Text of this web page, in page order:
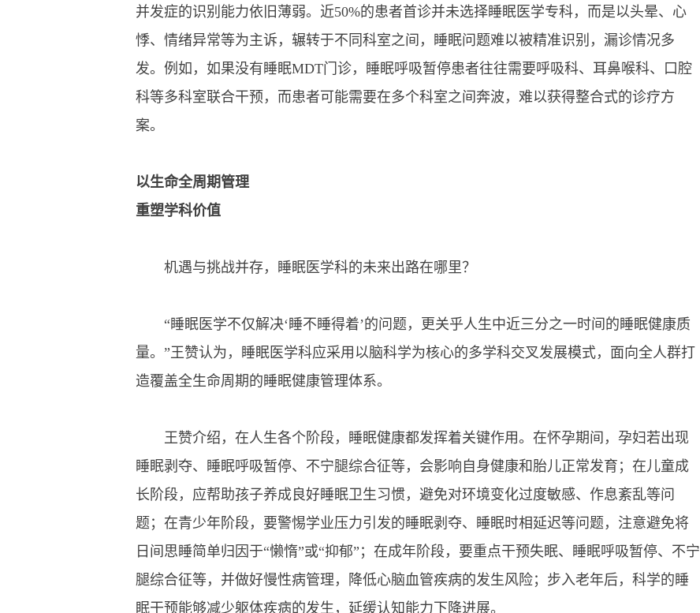
并发症的识别能力依旧薄弱。近50%的患者首诊并未选择睡眠医学专科，而是以头晕、心
悸、情绪异常等为主诉，辗转于不同科室之间，睡眠问题难以被精准识别，漏诊情况多
发。例如，如果没有睡眠MDT门诊，睡眠呼吸暂停患者往往需要呼吸科、耳鼻喉科、口腔
科等多科室联合干预，而患者可能需要在多个科室之间奔波，难以获得整合式的诊疗方
案。
以生命全周期管理
重塑学科价值
机遇与挑战并存，睡眠医学科的未来出路在哪里？
“睡眠医学不仅解决‘睡不睡得着’的问题，更关乎人生中近三分之一时间的睡眠健康质
量。”王赞认为，睡眠医学科应采用以脑科学为核心的多学科交叉发展模式，面向全人群打
造覆盖全生命周期的睡眠健康管理体系。
王赞介绍，在人生各个阶段，睡眠健康都发挥着关键作用。在怀孕期间，孕妇若出现
睡眠剥夺、睡眠呼吸暂停、不宁腿综合征等，会影响自身健康和胎儿正常发育；在儿童成
长阶段，应帮助孩子养成良好睡眠卫生习惯，避免对环境变化过度敏感、作息紊乱等问
题；在青少年阶段，要警惕学业压力引发的睡眠剥夺、睡眠时相延迟等问题，注意避免将
日间思睡简单归因于“懒惰”或“抑郁”；在成年阶段，要重点干预失眠、睡眠呼吸暂停、不宁
腿综合征等，并做好慢性病管理，降低心脑血管疾病的发生风险；步入老年后，科学的睡
眠干预能够减少躯体疾病的发生，延缓认知能力下降进展。